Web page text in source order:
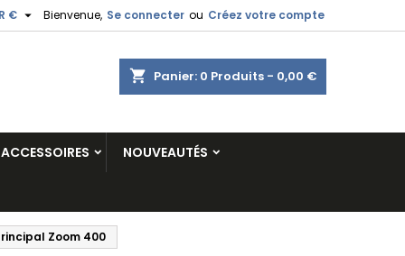
Bienvenue, Se connecter ou Créez votre compte
€ 
shopping_cart Panier: 0 Produits - 0,00 €
ACCESSOIRES NOUVEAUTÉS
Zoom 400